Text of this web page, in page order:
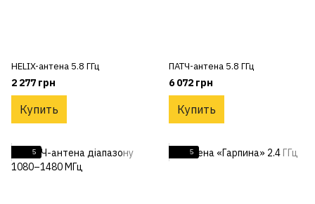
HELIX-антена 5.8 ГГц
2 277 грн
Купить
ПАТЧ-антена 5.8 ГГц
6 072 грн
Купить
5 5